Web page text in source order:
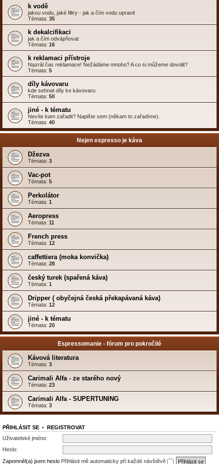
k vodě
jakou vodu, jaké filtry - jak a čím vodu upravit
Témata: 35
k dekalcifikaci
jak a čím odvápňovat
Témata: 16
k reklamaci přístroje
Nazrál čas reklamace! Nežádáme mnoho? A co si můžeme dovolit?
Témata: 5
díly kávovaru
kde sehnat díly ke kávovaru
Témata: 50
jiné - k tématu
Nevíte kam zařadit? Napište sem (někam to zařadíme).
Témata: 40
Nejen espresso je káva
Džezva
Témata: 3
Vac-pot
Témata: 5
Perkolátor
Témata: 1
Aeropress
Témata: 11
French press
Témata: 12
caffettiera (moka konvička)
Témata: 28
český turek (spařená káva)
Témata: 1
Dripper ( obyčejná česká překapávaná káva)
Témata: 12
jiné - k tématu
Témata: 20
Espressomanie - fórum pro pokročilé
Kávová literatura
Témata: 3
Carimali Alfa - ze starého nový
Témata: 23
Carimali Alfa - SUPERTUNING
Témata: 3
PŘIHLÁSIT SE • REGISTROVAT
Uživatelské jméno:
Heslo:
Zapomněl(a) jsem heslo Přihlásit mě automaticky při každé návštěvě